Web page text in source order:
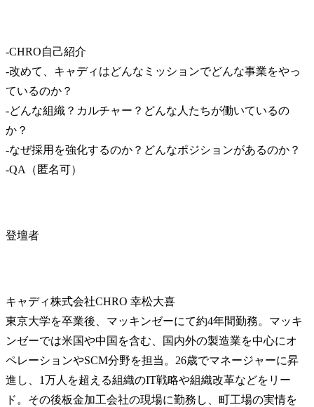
-CHRO自己紹介
-改めて、キャディはどんなミッションでどんな事業をやっ
ているのか？
-どんな組織？カルチャー？どんな人たちが働いているの
か？
-なぜ採用を強化するのか？どんなポジションがあるのか？
-QA（匿名可）
登壇者
キャディ株式会社CHRO 幸松大喜
東京大学を卒業後、マッキンゼーにて約4年間勤務。マッキ
ンゼーでは米国や中国を含む、国内外の製造業を中心にオ
ペレーションやSCM分野を担当。26歳でマネージャーに昇
進し、1万人を超える組織のIT戦略や組織改革などをリー
ド。その後板金加工会社の現場に勤務し、町工場の実情を